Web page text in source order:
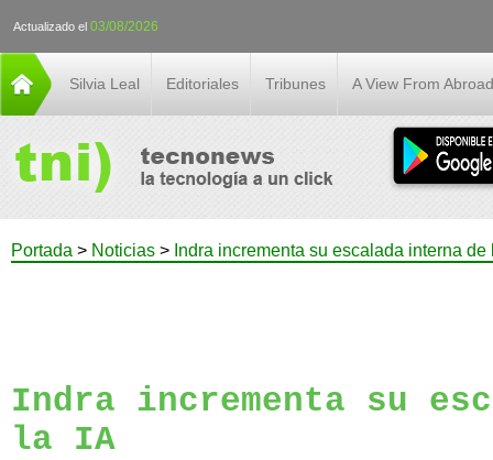
Actualizado el 03/08/2026
Silvia Leal Editoriales Tribunes A View From Abroad
Portada > Noticias > Indra incrementa su escalada interna de
Indra incrementa su
la IA